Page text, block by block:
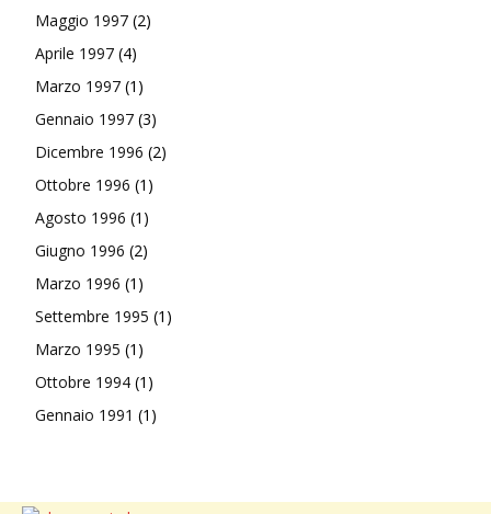
Maggio 1997 (2)
Aprile 1997 (4)
Marzo 1997 (1)
Gennaio 1997 (3)
Dicembre 1996 (2)
Ottobre 1996 (1)
Agosto 1996 (1)
Giugno 1996 (2)
Marzo 1996 (1)
Settembre 1995 (1)
Marzo 1995 (1)
Ottobre 1994 (1)
Gennaio 1991 (1)